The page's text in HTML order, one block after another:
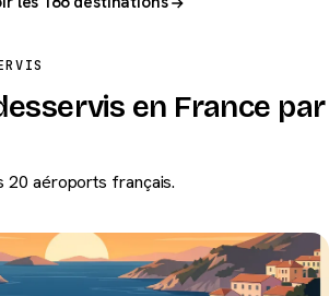
en France par
20 aéroports français.